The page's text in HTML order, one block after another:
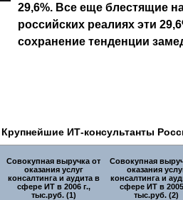
29,6%. Все еще блестящие
российских реалиях эти
сохранение тенденции
ИТ-консультанты
Совокупная выручка от
оказания услуг
консалтинга и аудита в
сфере ИТ в 2006 г.,
тыс.руб. (1)
Совокупная
оказания
консалтинга и
сфере ИТ в 2005
тыс.руб. (2)